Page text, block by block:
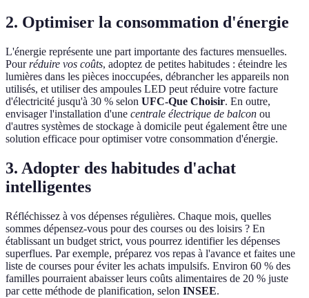
2. Optimiser la consommation d'énergie
L'énergie représente une part importante des factures mensuelles.
Pourréduire vos coûts, adoptez de petites habitudes : éteindre les
lumières dans les pièces inoccupées, débrancher les appareils non
utilisés, et utiliser des ampoules LED peut réduire votre facture
d'électricité jusqu'à 30 % selon UFC-Que Choisir. En outre,
envisager l'installation d'une centrale électrique de balcon ou
d'autres systèmes de stockage à domicile peut également être une
solution efficace pour optimiser votre consommation d'énergie.
3. Adopter des habitudes d'achat
intelligentes
Réfléchissez à vos dépenses régulières. Chaque mois, quelles
sommes dépensez-vous pour des courses ou des loisirs ? En
établissant un budget strict, vous pourrez identifier les dépenses
superflues. Par exemple, préparez vos repas à l'avance et faites une
liste de courses pour éviter les achats impulsifs. Environ 60 % des
familles pourraient abaisser leurs coûts alimentaires de 20 % juste
par cette méthode de planification, selon INSEE.